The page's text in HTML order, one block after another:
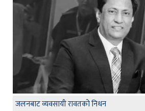
जलनबाट व्यवसायी रावतको निधन